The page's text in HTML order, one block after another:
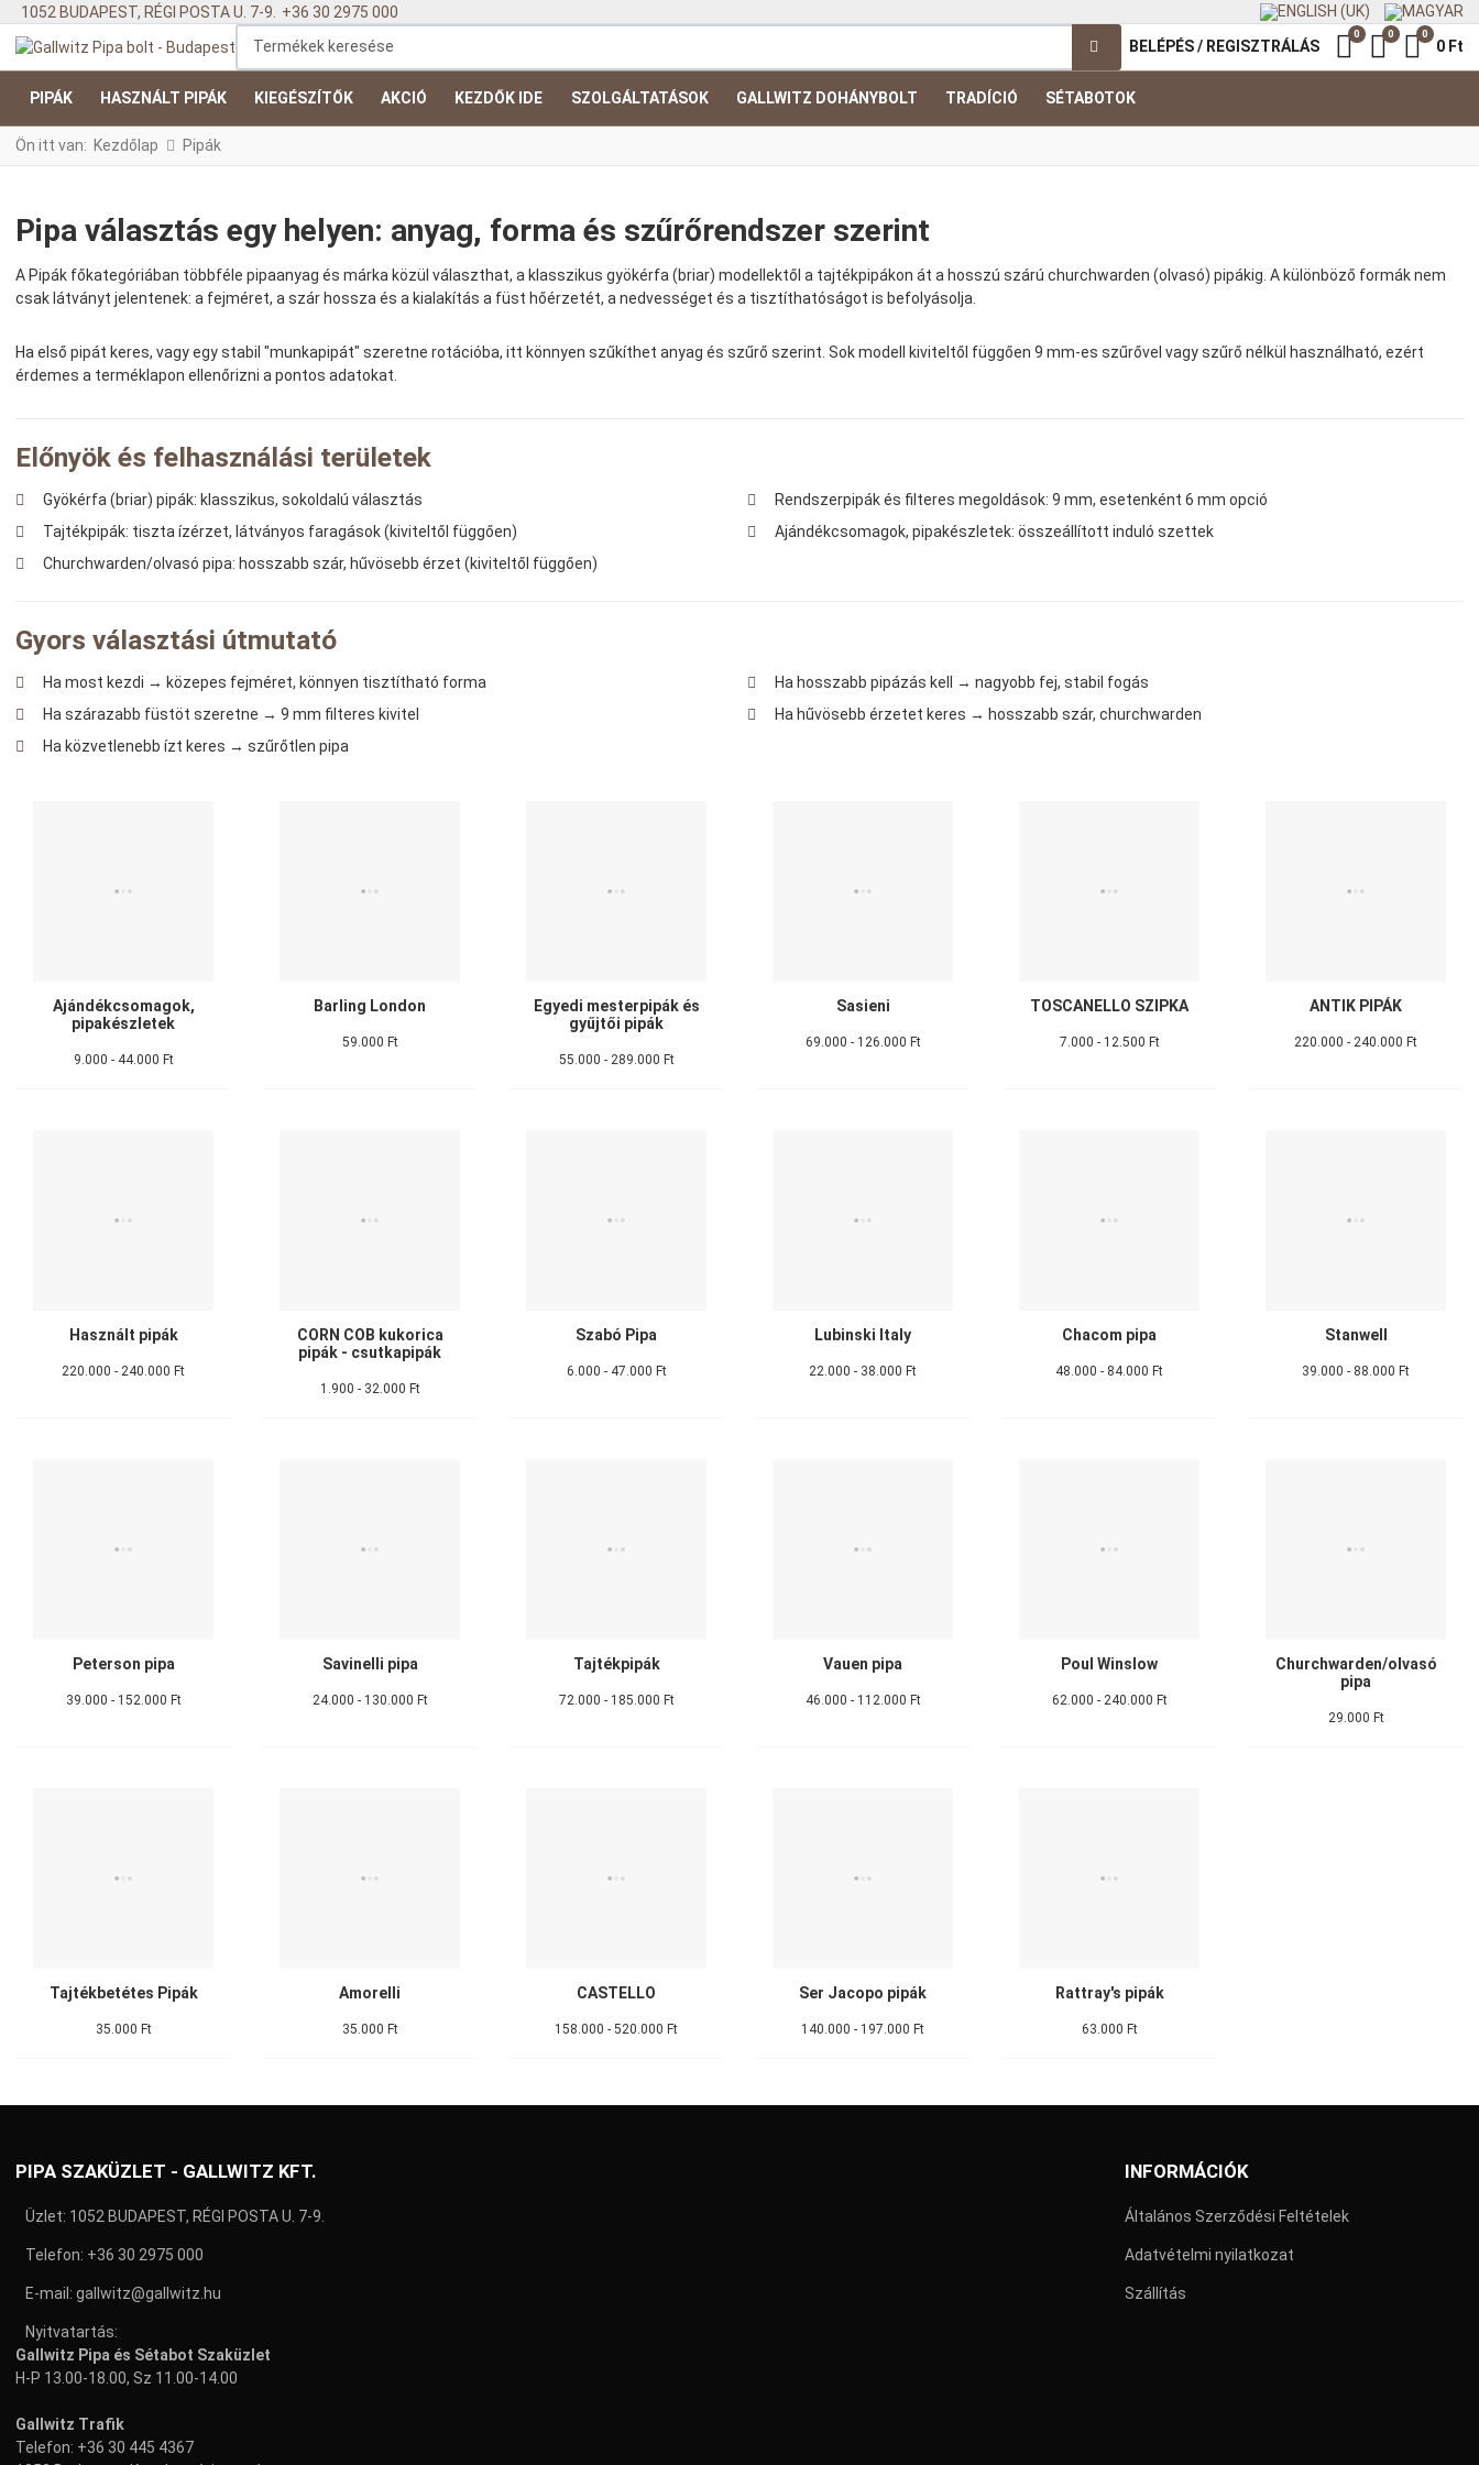
1052 BUDAPEST, RÉGI POSTA U. 7-9.
+36 30 2975 000
BELÉPÉS / REGISZTRÁLÁS Kedvenc
0 0 Kosár
0
0 Ft
PIPÁK HASZNÁLT PIPÁK KIEGÉSZÍTŐK AKCIÓ KEZDŐK IDE SZOLGÁLTATÁSOK GALLWITZ DOHÁNYBOLT TRADÍCIÓ SÉTABOTOK
Ön itt van: Kezdőlap Pipák
Pipa választás egy helyen: anyag, forma és szűrőrendszer szerint
A Pipák főkategóriában többféle pipaanyag és márka közül választhat, a klasszikus gyökérfa (briar) modellektől a tajtékpipákon át a hosszú szárú churchwarden (olvasó) pipákig. A különböző formák nem
csak látványt jelentenek: a fejméret, a szár hossza és a kialakítás a füst hőérzetét, a nedvességet és a tisztíthatóságot is befolyásolja.
Ha első pipát keres, vagy egy stabil "munkapipát" szeretne rotációba, itt könnyen szűkíthet anyag és szűrő szerint. Sok modell kiviteltől függően 9 mm-es szűrővel vagy szűrő nélkül használható, ezért
érdemes a terméklapon ellenőrizni a pontos adatokat.
Előnyök és felhasználási területek
Gyökérfa (briar) pipák: klasszikus, sokoldalú választás
Tajtékpipák: tiszta ízérzet, látványos faragások (kiviteltől függően)
Churchwarden/olvasó pipa: hosszabb szár, hűvösebb érzet (kiviteltől függően)
Rendszerpipák és filteres megoldások: 9 mm, esetenként 6 mm opció
Ajándékcsomagok, pipakészletek: összeállított induló szettek
Gyors választási útmutató
Ha most kezdi → közepes fejméret, könnyen tisztítható forma
Ha szárazabb füstöt szeretne → 9 mm filteres kivitel
Ha közvetlenebb ízt keres → szűrőtlen pipa
Ha hosszabb pipázás kell → nagyobb fej, stabil fogás
Ha hűvösebb érzetet keres → hosszabb szár, churchwarden
Ajándékcsomagok,
pipakészletek
9.000 - 44.000 Ft
Barling London
59.000 Ft
Egyedi mesterpipák és
gyűjtői pipák
55.000 - 289.000 Ft
Sasieni
69.000 - 126.000 Ft
TOSCANELLO SZIPKA
7.000 - 12.500 Ft
ANTIK PIPÁK
220.000 - 240.000 Ft
Használt pipák
220.000 - 240.000 Ft
CORN COB kukorica
pipák - csutkapipák
1.900 - 32.000 Ft
Szabó Pipa
6.000 - 47.000 Ft
Lubinski Italy
22.000 - 38.000 Ft
Chacom pipa
48.000 - 84.000 Ft
Stanwell
39.000 - 88.000 Ft
Peterson pipa
39.000 - 152.000 Ft
Savinelli pipa
24.000 - 130.000 Ft
Tajtékpipák
72.000 - 185.000 Ft
Vauen pipa
46.000 - 112.000 Ft
Poul Winslow
62.000 - 240.000 Ft
Churchwarden/olvasó
pipa
29.000 Ft
Tajtékbetétes Pipák
35.000 Ft
Amorelli
35.000 Ft
CASTELLO
158.000 - 520.000 Ft
Ser Jacopo pipák
140.000 - 197.000 Ft
Rattray's pipák
63.000 Ft
PIPA SZAKÜZLET - GALLWITZ KFT.
Üzlet: 1052 BUDAPEST, RÉGI POSTA U. 7-9.
Telefon: +36 30 2975 000
E-mail: gallwitz@gallwitz.hu
Nyitvatartás:
Gallwitz Pipa és Sétabot Szaküzlet
H-P 13.00-18.00, Sz 11.00-14.00
Gallwitz Trafik
Telefon: +36 30 445 4367
INFORMÁCIÓK
Általános Szerződési Feltételek
Adatvételmi nyilatkozat
Szállítás